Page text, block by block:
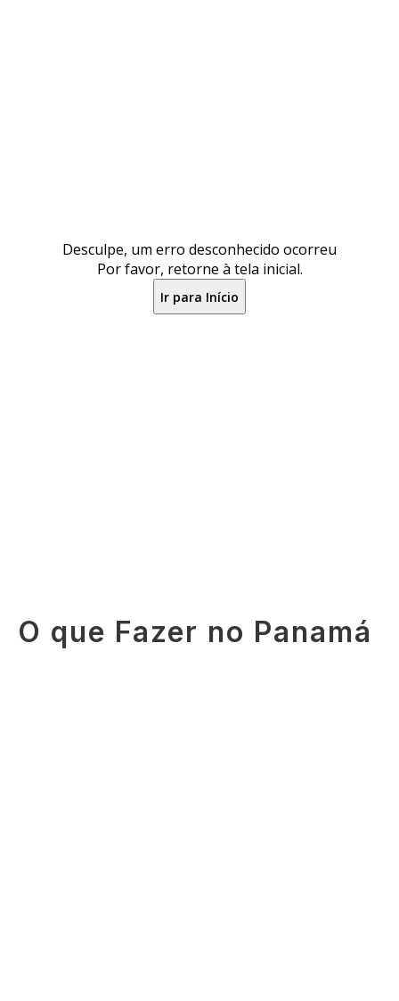
O que Fazer no Panamá